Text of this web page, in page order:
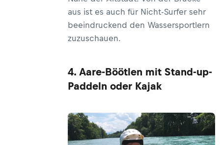
aus ist es auch für Nicht-Surfer sehr
beeindruckend den Wassersportlern
zuzuschauen.
4. Aare-Böötlen mit Stand-up-
Paddeln oder Kajak